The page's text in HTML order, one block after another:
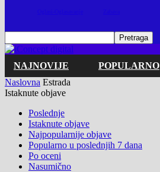
NAJNOVIJE POPULARNO
Naslovna Estrada
Istaknute objave
Poslednje
Istaknute objave
Najpopularnije objave
Popularno u poslednjih 7 dana
Po oceni
Nasumično